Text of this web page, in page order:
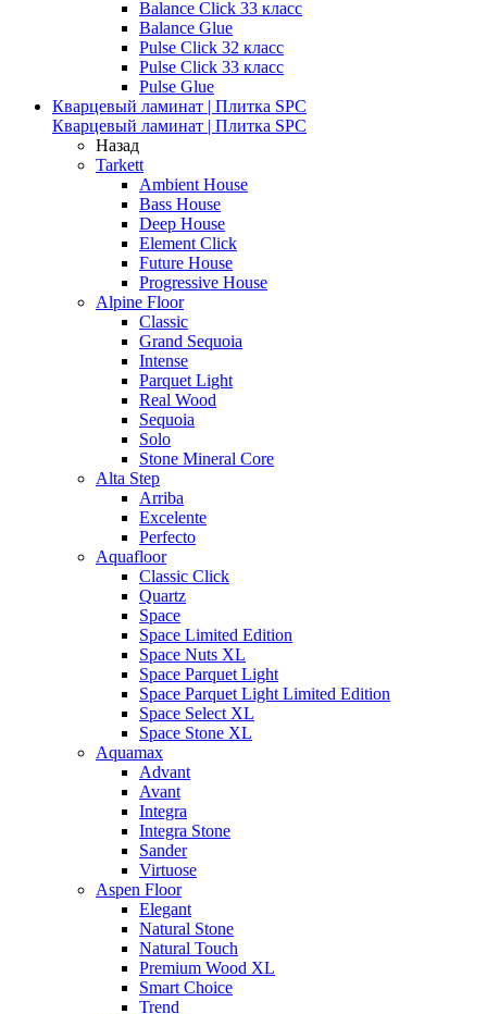
Balance Click 33 класс
Balance Glue
Pulse Click 32 класс
Pulse Click 33 класс
Pulse Glue
Кварцевый ламинат | Плитка SPC
Кварцевый ламинат | Плитка SPC
Назад
Tarkett
Ambient House
Bass House
Deep House
Element Click
Future House
Progressive House
Alpine Floor
Classic
Grand Sequoia
Intense
Parquet Light
Real Wood
Sequoia
Solo
Stone Mineral Core
Alta Step
Arriba
Excelente
Perfecto
Aquafloor
Classic Click
Quartz
Space
Space Limited Edition
Space Nuts XL
Space Parquet Light
Space Parquet Light Limited Edition
Space Select XL
Space Stone XL
Aquamax
Advant
Avant
Integra
Integra Stone
Sander
Virtuose
Aspen Floor
Elegant
Natural Stone
Natural Touch
Premium Wood XL
Smart Choice
Trend